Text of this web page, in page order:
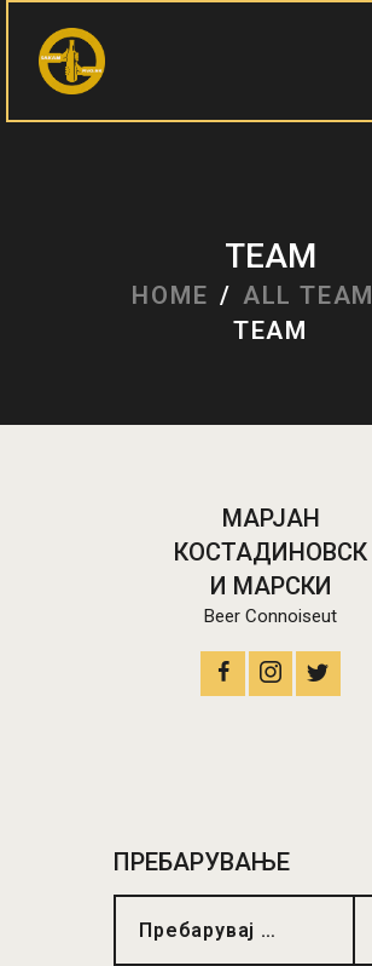
TEAM
HOME
ALL TEAM
TEAM
МАРЈАН
КОСТАДИНОВСК
И МАРСКИ
Beer Connoiseut
ПРЕБАРУВАЊЕ